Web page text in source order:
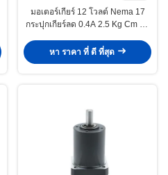
มอเตอร์เกียร์ 12 โวลต์ Nema 17
กระปุกเกียร์ลด 0.4A 2.5 Kg Cm 34
หา ราคา ที่ ดี ที่สุด